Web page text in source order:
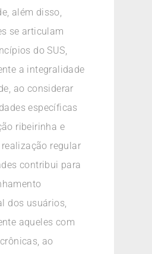
além disso,
se articulam
do SUS,
a integralidade
ao considerar
específicas
ribeirinha e
regular
contribui para
dos usuários,
aqueles com
ao